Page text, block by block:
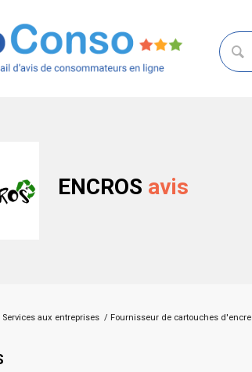
ENCROS avis
Services aux entreprises / Fournisseur de cartouches d'encre